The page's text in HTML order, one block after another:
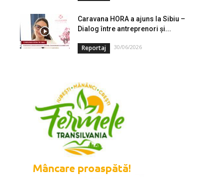
Caravana HORA a ajuns la Sibiu –
Dialog între antreprenori și...
Reportaj 30/06/2026